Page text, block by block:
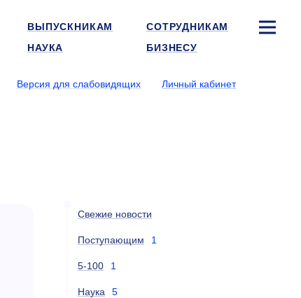
ВЫПУСКНИКАМ
СОТРУДНИКАМ
НАУКА БИЗНЕСУ
Версия для слабовидящих
Личный кабинет
Свежие новости
Поступающим 1
5-100 1
Наука 5